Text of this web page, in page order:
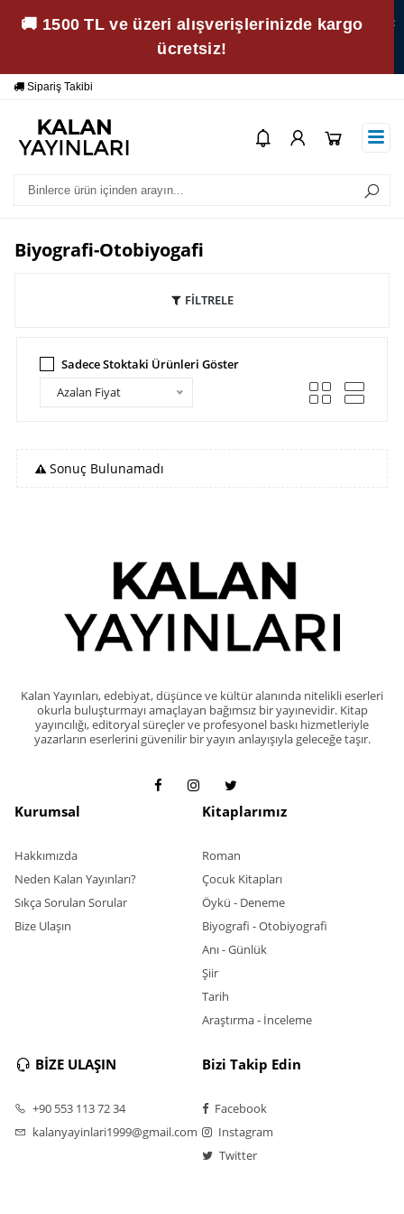
🚚 1500 TL ve üzeri alışverişlerinizde kargo
ücretsiz!
Sipariş Takibi
Biyografi-Otobiyogafi
FİLTRELE
Sadece Stoktaki Ürünleri Göster
Azalan Fiyat
Sonuç Bulunamadı
Kalan Yayınları, edebiyat, düşünce ve kültür alanında nitelikli eserleri
okurla buluşturmayı amaçlayan bağımsız bir yayınevidir. Kitap
yayıncılığı, editoryal süreçler ve profesyonel baskı hizmetleriyle
yazarların eserlerini güvenilir bir yayın anlayışıyla geleceğe taşır.
Kurumsal
Hakkımızda
Neden Kalan Yayınları?
Sıkça Sorulan Sorular
Bize Ulaşın
Kitaplarımız
Roman
Çocuk Kitapları
Öykü - Deneme
Biyografi - Otobiyografi
Anı - Günlük
Şiir
Tarih
Araştırma - İnceleme
BİZE ULAŞIN
+90 553 113 72 34
kalanyayinlari1999@gmail.com
Bizi Takip Edin
Facebook
Instagram
Twitter